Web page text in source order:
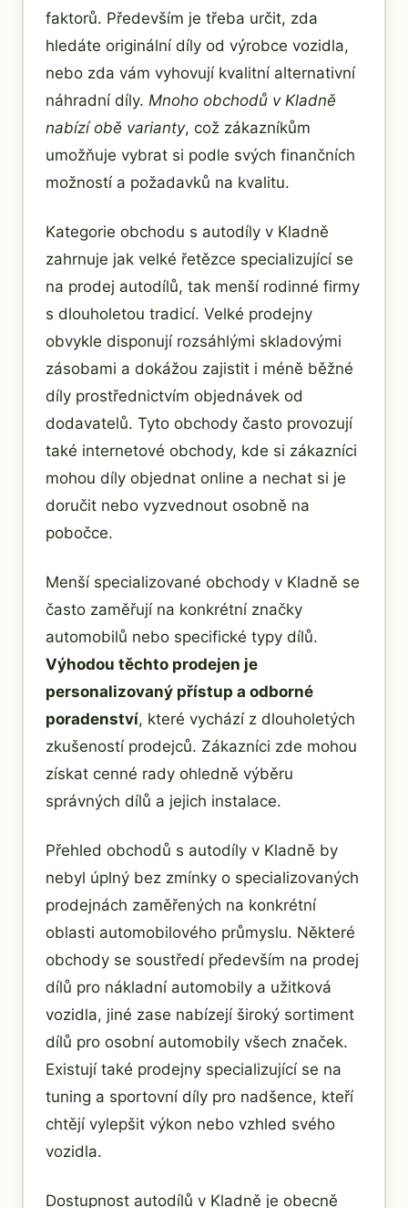
faktorů. Především je třeba určit, zda
hledáte originální díly od výrobce vozidla,
nebo zda vám vyhovují kvalitní alternativní
náhradní díly. Mnoho obchodů v Kladně
nabízí obě varianty, což zákazníkům
umožňuje vybrat si podle svých finančních
možností a požadavků na kvalitu.
Kategorie obchodu s autodíly v Kladně
zahrnuje jak velké řetězce specializující se
na prodej autodílů, tak menší rodinné firmy
s dlouholetou tradicí. Velké prodejny
obvykle disponují rozsáhlými skladovými
zásobami a dokážou zajistit i méně běžné
díly prostřednictvím objednávek od
dodavatelů. Tyto obchody často provozují
také internetové obchody, kde si zákazníci
mohou díly objednat online a nechat si je
doručit nebo vyzvednout osobně na
pobočce.
Menší specializované obchody v Kladně se
často zaměřují na konkrétní značky
automobilů nebo specifické typy dílů.
Výhodou těchto prodejen je
personalizovaný přístup a odborné
poradenství, které vychází z dlouholetých
zkušeností prodejců. Zákazníci zde mohou
získat cenné rady ohledně výběru
správných dílů a jejich instalace.
Přehled obchodů s autodíly v Kladně by
nebyl úplný bez zmínky o specializovaných
prodejnách zaměřených na konkrétní
oblasti automobilového průmyslu. Některé
obchody se soustředí především na prodej
dílů pro nákladní automobily a užitková
vozidla, jiné zase nabízejí široký sortiment
dílů pro osobní automobily všech značek.
Existují také prodejny specializující se na
tuning a sportovní díly pro nadšence, kteří
chtějí vylepšit výkon nebo vzhled svého
vozidla.
Dostupnost autodílů v Kladně je obecně